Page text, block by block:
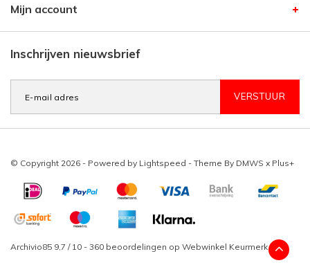
Mijn account
Inschrijven nieuwsbrief
VERSTUUR
© Copyright 2026 - Powered by Lightspeed - Theme By DMWS x Plus+
Archivio85 9,7 / 10 - 360 beoordelingen op Webwinkel Keurmerk